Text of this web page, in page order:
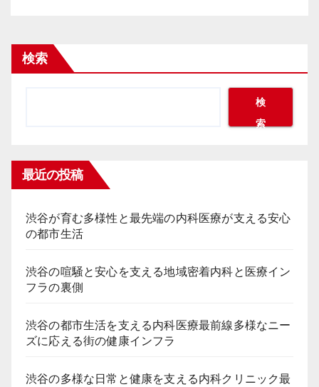
検索
検
索
最近の投稿
渋谷が育む多様性と最先端の内科医療が支える安心
の都市生活
渋谷の喧騒と安心を支える地域密着内科と医療イン
フラの裏側
渋谷の都市生活を支える内科医療最前線多様なニー
ズに応える街の健康インフラ
渋谷の多様な日常と健康を支える内科クリニック最